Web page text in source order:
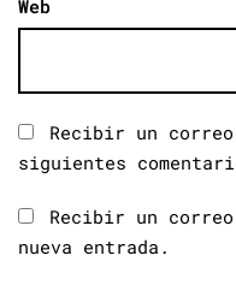
Web
Recibir un
siguientes
Recibir un
nueva entrada.